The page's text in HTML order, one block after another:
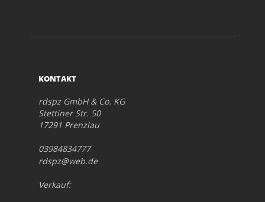
KONTAKT
rdspz GmbH & Co. KG
Stettiner Str. 50
17291 Prenzlau
03984834777
rdspz@web.de
Verkauf: